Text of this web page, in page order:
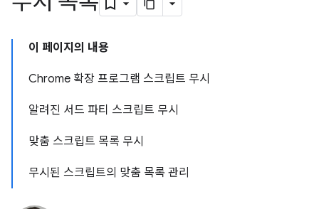
이 페이지의 내용
Chrome 확장 프로그램 스크립트 무시
알려진 서드 파티 스크립트 무시
맞춤 스크립트 목록 무시
무시된 스크립트의 맞춤 목록 관리